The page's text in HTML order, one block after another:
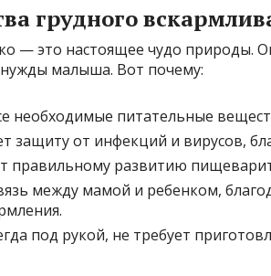
грудного
— это настоящее чудо природы.
малыша. Вот почему:
необходимые питательные
защиту от инфекций и вирусов,
правильному развитию
между мамой и ребенком,
под рукой, не требует